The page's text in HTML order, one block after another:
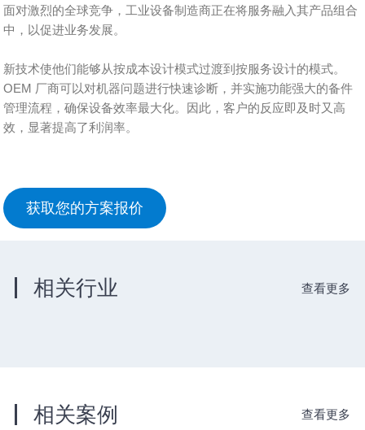
面对激烈的全球竞争，工业设备制造商正在将服务融入其产品组合
中，以促进业务发展。
新技术使他们能够从按成本设计模式过渡到按服务设计的模式。
OEM 厂商可以对机器问题进行快速诊断，并实施功能强大的备件
管理流程，确保设备效率最大化。因此，客户的反应即及时又高
效，显著提高了利润率。
获取您的方案报价
相关行业 查看更多
相关案例 查看更多